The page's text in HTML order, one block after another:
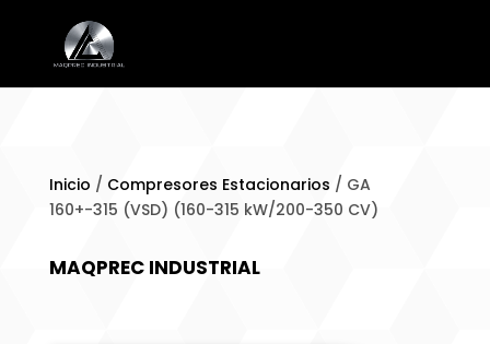
Inicio / Compresores Estacionarios / GA
160+-315 (VSD) (160-315 kW/200-350 CV)
MAQPREC INDUSTRIAL